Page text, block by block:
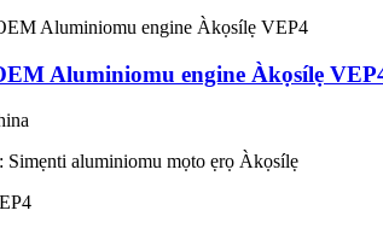
Aluminiomu engine Àkọsílẹ
Simẹnti aluminiomu mọto ẹrọ Àkọsílẹ